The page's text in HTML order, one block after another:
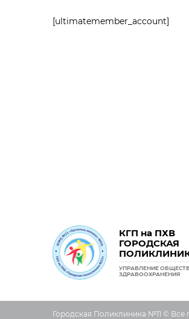
[ultimatemember_account]
КГП на ПХВ
ГОРОДСКАЯ
УПРАВЛЕНИЕ
ЗДРАВООХРАНЕНИЯ
Городская Поликлиника №11 © Все